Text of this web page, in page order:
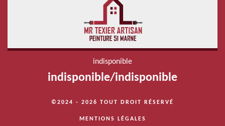
indisponible
indisponible/indisponible
©2024 - 2026 TOUT DROIT RÉSERVÉ
MENTIONS LÉGALES